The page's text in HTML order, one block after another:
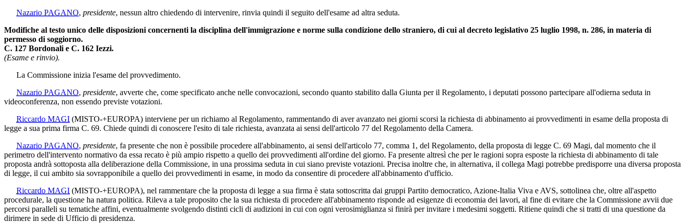
Nazario PAGANO, presidente, nessun altro chiedendo di intervenire, rinvia quindi il seguito dell'esame ad altra seduta.
Modifiche al testo unico delle disposizioni concernenti la disciplina dell'immigrazione e norme sulla condizione dello straniero, di cui al decreto legislativo 25 luglio 1998, n. 286, in materia di
permesso di soggiorno.
C. 127 Bordonali e C. 162 Iezzi.
(Esame e rinvio).
La Commissione inizia l'esame del provvedimento.
Nazario PAGANO, presidente, avverte che, come specificato anche nelle convocazioni, secondo quanto stabilito dalla Giunta per il Regolamento, i deputati possono partecipare all'odierna seduta in
videoconferenza, non essendo previste votazioni.
Riccardo MAGI (MISTO-+EUROPA) interviene per un richiamo al Regolamento, rammentando di aver avanzato nei giorni scorsi la richiesta di abbinamento ai provvedimenti in esame della proposta di
legge a sua prima firma C. 69. Chiede quindi di conoscere l'esito di tale richiesta, avanzata ai sensi dell'articolo 77 del Regolamento della Camera.
Nazario PAGANO, presidente, fa presente che non è possibile procedere all'abbinamento, ai sensi dell'articolo 77, comma 1, del Regolamento, della proposta di legge C. 69 Magi, dal momento che il
perimetro dell'intervento normativo da essa recato è più ampio rispetto a quello dei provvedimenti all'ordine del giorno. Fa presente altresì che per le ragioni sopra esposte la richiesta di abbinamento di tale
proposta andrà sottoposta alla deliberazione della Commissione, in una prossima seduta in cui siano previste votazioni. Precisa inoltre che, in alternativa, il collega Magi potrebbe predisporre una diversa proposta
di legge, il cui ambito sia sovrapponibile a quello dei provvedimenti in esame, in modo da consentire di procedere all'abbinamento d'ufficio.
Riccardo MAGI (MISTO-+EUROPA), nel rammentare che la proposta di legge a sua firma è stata sottoscritta dai gruppi Partito democratico, Azione-Italia Viva e AVS, sottolinea che, oltre all'aspetto
procedurale, la questione ha natura politica. Rileva a tale proposito che la sua richiesta di procedere all'abbinamento risponde ad esigenze di economia dei lavori, al fine di evitare che la Commissione avvii due
percorsi paralleli su tematiche affini, eventualmente svolgendo distinti cicli di audizioni in cui con ogni verosimiglianza si finirà per invitare i medesimi soggetti. Ritiene quindi che si tratti di una questione da
dirimere in sede di Ufficio di presidenza.